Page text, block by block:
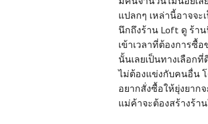
แปลกๆ เหล่านี้อาจจะ
นึกถึงร้าน Loft ดู ร้า
เข้าเวลาที่ต้องการซื้
นั้นเลยเป็นทางเลือก
ไม่ต้องแข่งกับคนอื่น
อยากสั่งซื้อให้ยุ่งยาก
แม่ค้าจะต้องสร้างร้า